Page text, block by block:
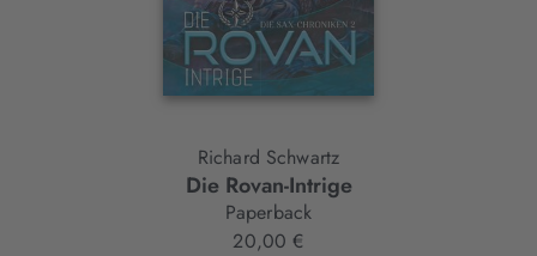
Richard Schwartz
Die Rovan-Intrige
Paperback
20,00 €